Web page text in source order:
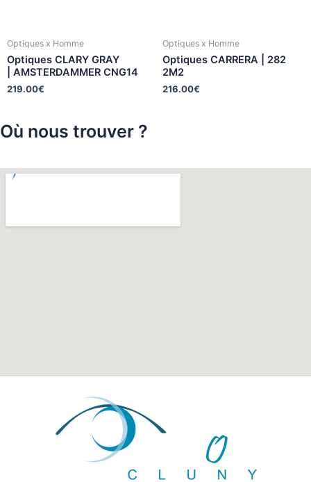
Optiques x Homme
Optiques CLARY GRAY
| AMSTERDAMMER CNG14
219.00€
Optiques x Homme
Optiques CARRERA | 282
2M2
216.00€
Où nous trouver ?